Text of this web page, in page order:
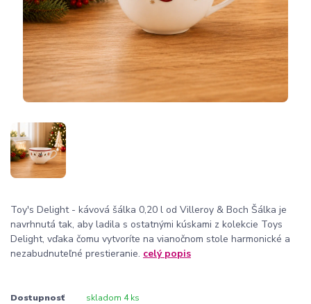
Toy's Delight - kávová šálka 0,20 l od Villeroy & Boch Šálka je
navrhnutá tak, aby ladila s ostatnými kúskami z kolekcie Toys
Delight, vďaka čomu vytvoríte na vianočnom stole harmonické a
nezabudnuteľné prestieranie. celý popis
Dostupnosť skladom 4 ks